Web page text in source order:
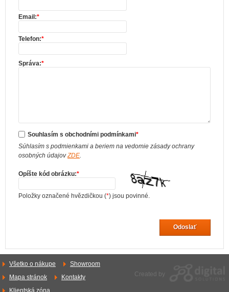
Email:*
Telefon:*
Správa:*
Souhlasím s obchodními podmínkami*
Súhlasím s podmienkami a beriem na vedomie zásady ochrany
osobných údajovZDE.
Opíšte kód obrázku:*
Položky označené hvězdičkou (*) jsou povinné.
Odoslať
Všetko o nákupe
Showroom
Mapa stránok
Kontakty
Klientská zóna
Created by